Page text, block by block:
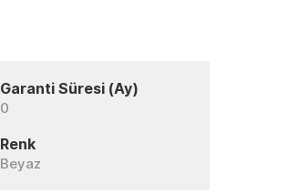
Garanti Süresi (Ay)
0
Renk
Beyaz